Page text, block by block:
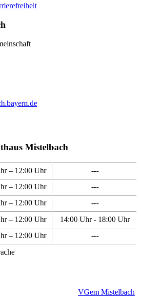
Mistelbach
– 12:00 Uhr
---
– 12:00 Uhr
---
– 12:00 Uhr
---
– 12:00 Uhr
14:00 Uhr - 18:00 Uhr
– 12:00 Uhr
---
VGem Mistelbach